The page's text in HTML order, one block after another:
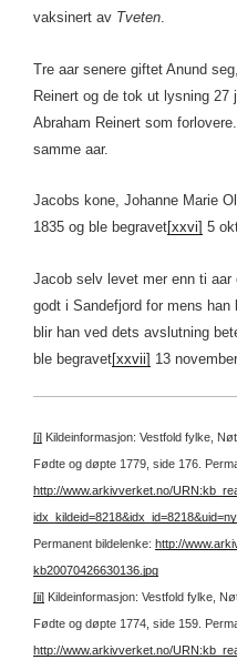
vaksinert av Tveten.
Tre aar senere giftet Anund
Reinert og de tok ut lysning 27
Abraham Reinert som
samme aar.
Jacobs kone, Johanne Marie
1835 og ble begravet[xxvi] 5
Jacob selv levet mer enn ti
godt i Sandefjord for mens
blir han ved dets avslutning
ble begravet[xxvii] 13
[i] Kildeinformasjon: Vestfold fylke,
Fødte og døpte 1779, side 176.
http://www.arkivverket.no/
Permanent bildelenke: http://
kb20070426630136.jpg
[ii] Kildeinformasjon: Vestfold fylke,
Fødte og døpte 1774, side 159.
http://www.arkivverket.no/